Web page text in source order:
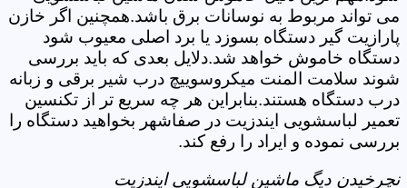
می تواند مربوط به نوسانات برق باشد.همچنین اگر خازن
پارازیت گیر دستگاه بسوزد یا برد اصلی معیوب شود
دستگاه خاموش خواهد شد.دلایل بعدی که باید بررسی
شوند سلامت المنت میکروسوییچ درب شیر برقی و زبانه
درب دستگاه هستند.بنابراین هر چه سریع تر از تکنسین
تعمیر لباسشویی ایندزیت در صفاشهر بخواهید دستگاه را
بررسی نموده و ایراد را رفع کند.
نچرخیدن دیگ ماشین لباسشویی ایندزیت